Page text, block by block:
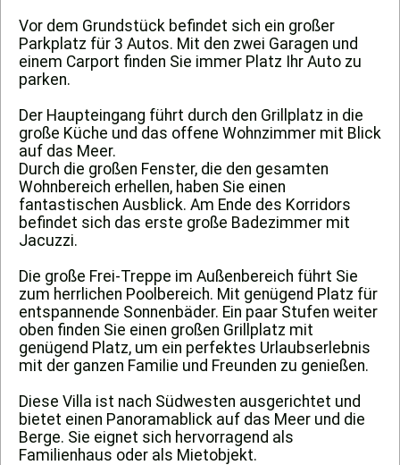
Vor dem Grundstück befindet sich ein großer
Parkplatz für 3 Autos. Mit den zwei Garagen und
einem Carport finden Sie immer Platz Ihr Auto zu
parken.
Der Haupteingang führt durch den Grillplatz in die
große Küche und das offene Wohnzimmer mit Blick
auf das Meer.
Durch die großen Fenster, die den gesamten
Wohnbereich erhellen, haben Sie einen
fantastischen Ausblick. Am Ende des Korridors
befindet sich das erste große Badezimmer mit
Jacuzzi.
Die große Frei-Treppe im Außenbereich führt Sie
zum herrlichen Poolbereich. Mit genügend Platz für
entspannende Sonnenbäder. Ein paar Stufen weiter
oben finden Sie einen großen Grillplatz mit
genügend Platz, um ein perfektes Urlaubserlebnis
mit der ganzen Familie und Freunden zu genießen.
Diese Villa ist nach Südwesten ausgerichtet und
bietet einen Panoramablick auf das Meer und die
Berge. Sie eignet sich hervorragend als
Familienhaus oder als Mietobjekt.